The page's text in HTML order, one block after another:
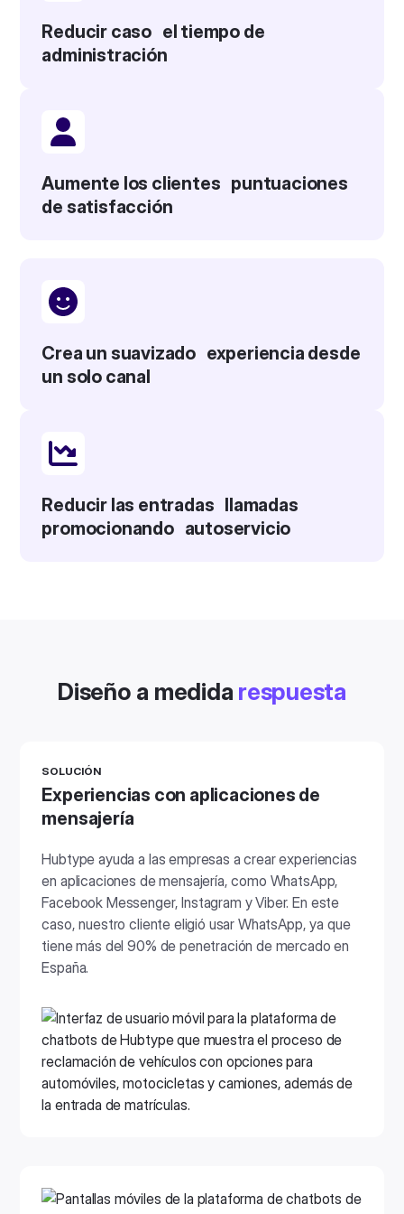
Reducir caso el tiempo de
administración
Aumente los clientes puntuaciones
de satisfacción
Crea un suavizado experiencia desde
un solo canal
Reducir las entradas llamadas
promocionando autoservicio
Diseño a medida respuesta
SOLUCIÓN
Experiencias con aplicaciones de
mensajería
Hubtype ayuda a las empresas a crear experiencias
en aplicaciones de mensajería, como WhatsApp,
Facebook Messenger, Instagram y Viber. En este
caso, nuestro cliente eligió usar WhatsApp, ya que
tiene más del 90% de penetración de mercado en
España.